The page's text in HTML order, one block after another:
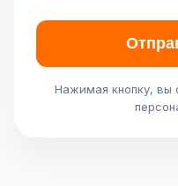
Нажимая кнопку, вы